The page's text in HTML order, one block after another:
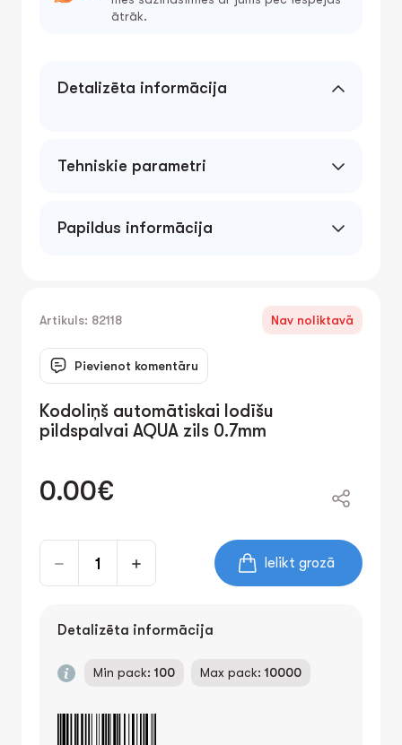
ātrāk.
Detalizēta informācija
Tehniskie parametri
Papildus informācija
Artikuls: 82118 Nav noliktavā
Pievienot komentāru
Kodoliņš automātiskai lodīšu
pildspalvai AQUA zils 0.7mm
0.00€
Ielikt grozā
Detalizēta informācija
Min pack: 100 Max pack: 10000